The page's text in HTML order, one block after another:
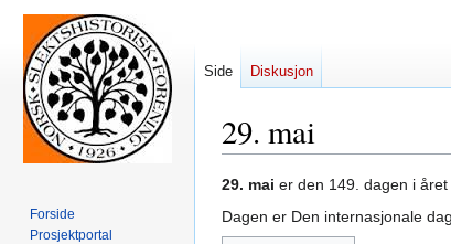
29. mai
Hopp
til
navigering
Hopp
til
søk
29. mai er den 149. dagen i
Dagen er Den internasjonale
Side Diskusjon
Forside
Prosjektportal